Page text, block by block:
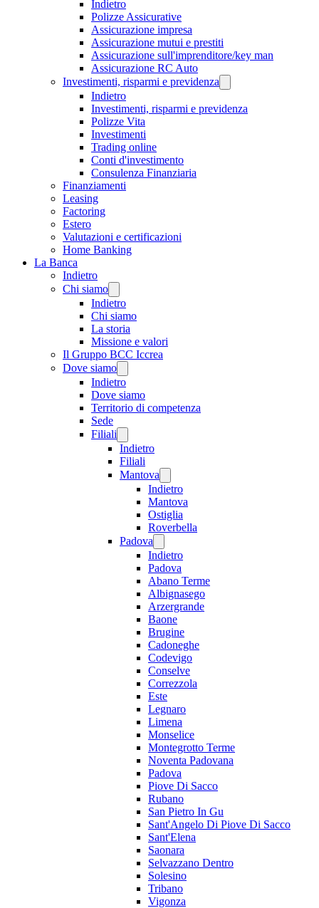
Indietro
Polizze Assicurative
Assicurazione impresa
Assicurazione mutui e prestiti
Assicurazione sull'imprenditore/key man
Assicurazione RC Auto
Investimenti, risparmi e previdenza
Indietro
Investimenti, risparmi e previdenza
Polizze Vita
Investimenti
Trading online
Conti d'investimento
Consulenza Finanziaria
Finanziamenti
Leasing
Factoring
Estero
Valutazioni e certificazioni
Home Banking
La Banca
Indietro
Chi siamo
Indietro
Chi siamo
La storia
Missione e valori
Il Gruppo BCC Iccrea
Dove siamo
Indietro
Dove siamo
Territorio di competenza
Sede
Filiali
Indietro
Filiali
Mantova
Indietro
Mantova
Ostiglia
Roverbella
Padova
Indietro
Padova
Abano Terme
Albignasego
Arzergrande
Baone
Brugine
Cadoneghe
Codevigo
Conselve
Correzzola
Este
Legnaro
Limena
Monselice
Montegrotto Terme
Noventa Padovana
Padova
Piove Di Sacco
Rubano
San Pietro In Gu
Sant'Angelo Di Piove Di Sacco
Sant'Elena
Saonara
Selvazzano Dentro
Solesino
Tribano
Vigonza